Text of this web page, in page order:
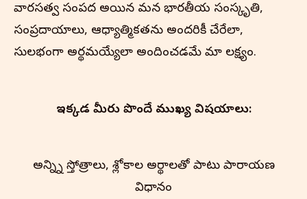
వారసత్వ సంపద అయిన మన భారతీయ సంస్కృతి,
సంప్రదాయాలు, ఆధ్యాత్మికతను అందరికీ చేరేలా,
సులభంగా అర్థమయ్యేలా అందించడమే మా లక్ష్యం.
ఇక్కడ మీరు పొందే ముఖ్య విషయాలు:
అన్న్ని స్తోత్రాలు, శ్లోకాల అర్థాలతో పాటు పారాయణ
విధానం